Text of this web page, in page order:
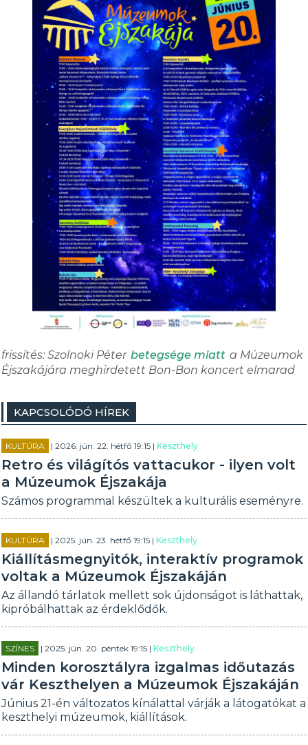
frissítés: Szolnoki Péter betegsége miatt a Múzeumok
Éjszakájára meghirdetett Bon-Bon koncert elmarad
KAPCSOLÓDÓ HÍREK
KULTÚRA | 2026. jún. 22. hétfő 19:15 |Keszthely
Retro és világítós vattacukor - ilyen volt
a Múzeumok Éjszakája
Számos programmal készültek a kulturális eseményre.
KULTÚRA | 2025. jún. 23. hétfő 19:15 |Keszthely
Kiállításmegnyitók, interaktív programok
voltak a Múzeumok Éjszakáján
Az állandó tárlatok mellett sok újdonságot is láthattak,
kipróbálhattak az érdeklődők.
SZÍNES | 2025. jún. 20. péntek 19:15 |Keszthely
Minden korosztályra izgalmas időutazás
vár Keszthelyen a Múzeumok Éjszakáján
Június 21-én változatos kínálattal várják a látogatókat a
keszthelyi múzeumok, kiállítások.